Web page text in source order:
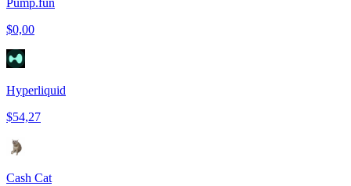
Pump.fun
$0,00
Hyperliquid
$54,27
Cash Cat